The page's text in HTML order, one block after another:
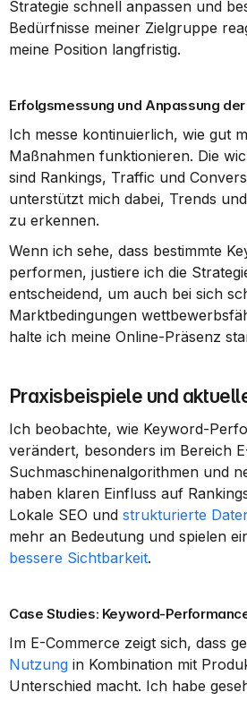
Strategie schnell anpassen und
Bedürfnisse meiner Zielgruppe
meine Position langfristig.
Erfolgsmessung und Anpassung
Ich messe kontinuierlich, wie gut
Maßnahmen funktionieren. Die
sind Rankings, Traffic und
unterstützt mich dabei, Trends
zu erkennen.
Wenn ich sehe, dass bestimmte
performen, justiere ich die
entscheidend, um auch bei sich
Marktbedingungen
halte ich meine Online-Präsenz
Praxisbeispiele und
Ich beobachte, wie Keyword-
verändert, besonders im Bereich
Suchmaschinenalgorithmen und
haben klaren Einfluss auf
Lokale SEO und strukturierte
bessere Sichtbarkeit.
Case Studies: Keyword-
Im E-Commerce zeigt sich, dass
Nutzung in Kombination mit
Unterschied macht. Ich habe